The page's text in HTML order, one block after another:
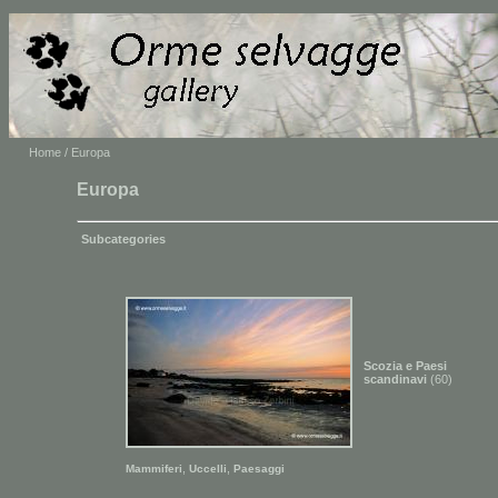
Home / Europa
Europa
Subcategories
Scozia e Paesi
scandinavi (60)
Mammiferi Uccelli Paesaggi